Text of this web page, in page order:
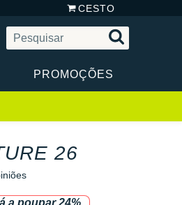
CESTO
PROMOÇÕES
26
a poupar 24%